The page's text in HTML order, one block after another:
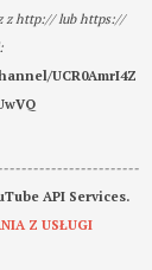
z http:// lub https://
UCR0AmrI4Z
API Services.
Z USŁUGI